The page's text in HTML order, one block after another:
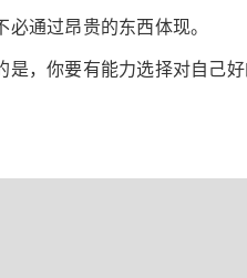
通过昂贵的东西体现。
，你要有能力选择对自己